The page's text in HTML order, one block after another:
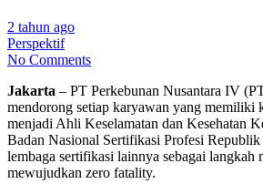
2 tahun ago
Perspektif
No Comments
Jakarta – PT Perkebunan Nusantara IV
mendorong setiap karyawan yang memiliki
menjadi Ahli Keselamatan dan Kesehatan
Badan Nasional Sertifikasi Profesi Republik
lembaga sertifikasi lainnya sebagai langkah
mewujudkan zero fatality.